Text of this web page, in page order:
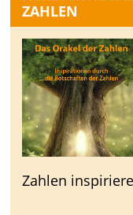
ZAHLEN
Zahlen